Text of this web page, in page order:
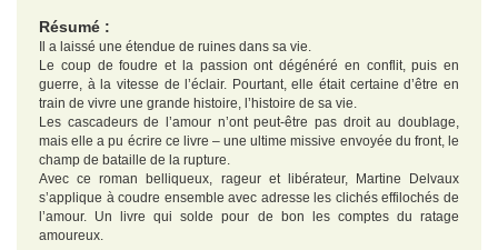
Résumé :
Il a laissé une étendue de ruines dans sa vie.
Le coup de foudre et la passion ont dégénéré en conflit, puis en
guerre, à la vitesse de l’éclair. Pourtant, elle était certaine d’être en
train de vivre une grande histoire, l’histoire de sa vie.
Les cascadeurs de l’amour n’ont peut-être pas droit au doublage,
mais elle a pu écrire ce livre – une ultime missive envoyée du front, le
champ de bataille de la rupture.
Avec ce roman belliqueux, rageur et libérateur, Martine Delvaux
s’applique à coudre ensemble avec adresse les clichés effilochés de
l’amour. Un livre qui solde pour de bon les comptes du ratage
amoureux.